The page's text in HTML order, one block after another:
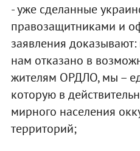
- уже сделанные
правозащитниками и
заявления доказывают:
нам отказано в
жителям ОРДЛО, мы –
которую в
мирного населения
территорий;